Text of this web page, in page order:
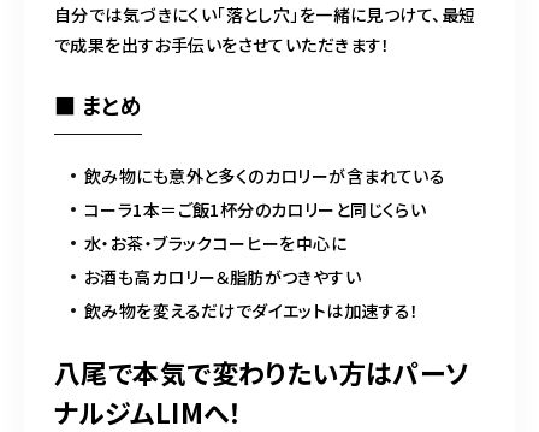
自分では気づきにくい「落とし穴」を一緒に見つけて、最短
で成果を出すお手伝いをさせていただきます！
■ まとめ
飲み物にも意外と多くのカロリーが含まれている
コーラ1本＝ご飯1杯分のカロリーと同じくらい
水・お茶・ブラックコーヒーを中心に
お酒も高カロリー＆脂肪がつきやすい
飲み物を変えるだけでダイエットは加速する！
八尾で本気で変わりたい方はパーソ
ナルジムLIMへ！